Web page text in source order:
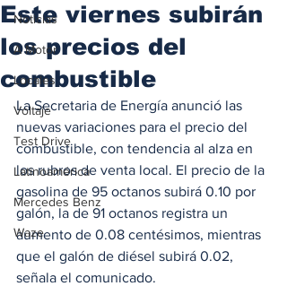
Noticias
A Motor
Locales
Voltaje
Test Drive
Latinoamérica
Mercedes Benz
Waze
Este viernes subirán
los precios del
combustible
La Secretaria de Energía anunció las
nuevas variaciones para el precio del
combustible, con tendencia al alza en
los rubros de venta local. El precio de la
gasolina de 95 octanos subirá 0.10 por
galón, la de 91 octanos registra un
aumento de 0.08 centésimos, mientras
que el galón de diésel subirá 0.02,
señala el comunicado.